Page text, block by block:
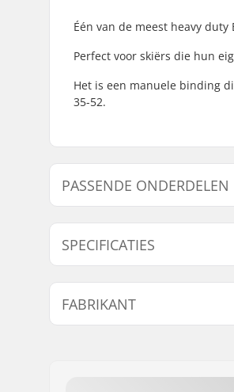
Één van de meest heavy
Perfect voor skiërs die hun
Het is een manuele binding
35-52.
PASSENDE ONDERDELEN
Vind producten die samen
SPECIFICATIES
Ski Type:
Breedte:
Compatibel boots:
FABRIKANT